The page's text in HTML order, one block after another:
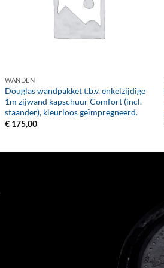
WANDEN
Douglas wandpakket t.b.v. enkelzijdige
1m zijwand kapschuur Comfort (incl.
staander), kleurloos geïmpregneerd.
€ 175,00